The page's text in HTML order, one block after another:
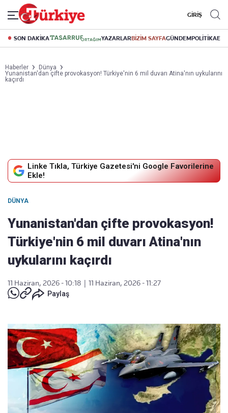
GİRİŞ
SON DAKİKA YAZARLARBİZİM SAYFAGÜNDEMPOLİTİKA
Haberler
Dünya
Yunanistan'dan çifte provokasyon! Türkiye'nin 6 mil duvarı Atina'nın uykularını
kaçırdı
Linke Tıkla, Türkiye Gazetesi'ni Google Favorilerine
Ekle!
DÜNYA
Yunanistan'dan çifte provokasyon!
Türkiye'nin 6 mil duvarı Atina'nın
uykularını kaçırdı
11 Haziran, 2026 - 10:18
11 Haziran, 2026 - 11:27
Paylaş